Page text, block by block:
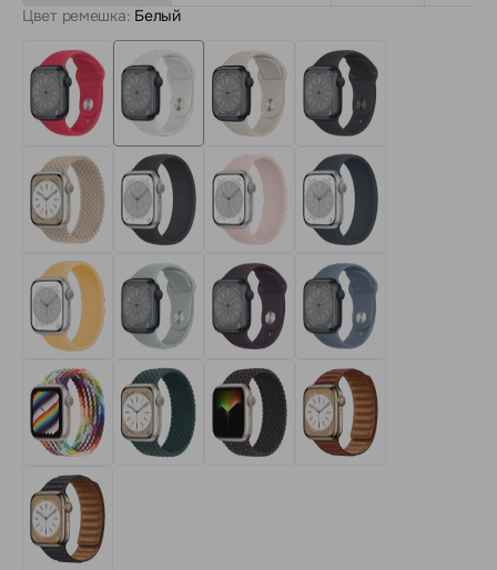
Цвет ремешка: Белый